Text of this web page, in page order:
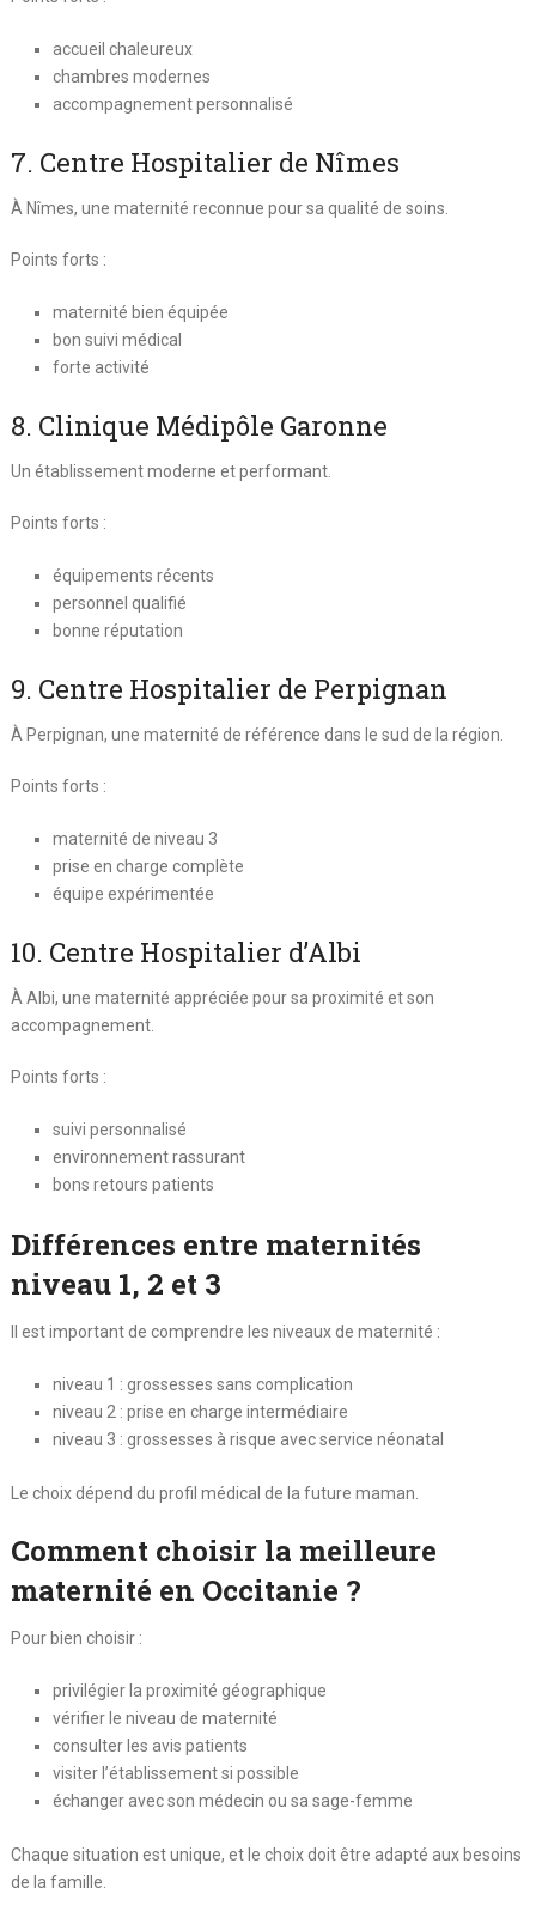
accueil chaleureux
chambres modernes
accompagnement personnalisé
7. Centre Hospitalier de Nîmes
À Nîmes, une maternité reconnue pour sa qualité de soins.
Points forts :
maternité bien équipée
bon suivi médical
forte activité
8. Clinique Médipôle Garonne
Un établissement moderne et performant.
Points forts :
équipements récents
personnel qualifié
bonne réputation
9. Centre Hospitalier de Perpignan
À Perpignan, une maternité de référence dans le sud de la région.
Points forts :
maternité de niveau 3
prise en charge complète
équipe expérimentée
10. Centre Hospitalier d’Albi
À Albi, une maternité appréciée pour sa proximité et son
accompagnement.
Points forts :
suivi personnalisé
environnement rassurant
bons retours patients
Différences entre maternités
niveau 1, 2 et 3
Il est important de comprendre les niveaux de maternité :
niveau 1 : grossesses sans complication
niveau 2 : prise en charge intermédiaire
niveau 3 : grossesses à risque avec service néonatal
Le choix dépend du profil médical de la future maman.
Comment choisir la meilleure
maternité en Occitanie ?
Pour bien choisir :
privilégier la proximité géographique
vérifier le niveau de maternité
consulter les avis patients
visiter l’établissement si possible
échanger avec son médecin ou sa sage-femme
Chaque situation est unique, et le choix doit être adapté aux besoins
de la famille.